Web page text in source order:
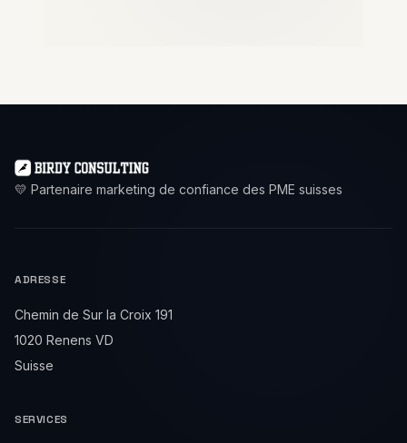
💛 Partenaire marketing de confiance des PME suisses
ADRESSE
Chemin de Sur la Croix 191
1020 Renens VD
Suisse
SERVICES